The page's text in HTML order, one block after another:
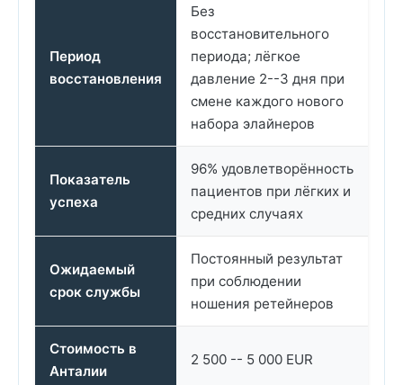
Период
восстановления
Без
восстановительного
периода; лёгкое
давление 2--3 дня при
смене каждого нового
набора элайнеров
Показатель
успеха
96% удовлетворённость
пациентов при лёгких и
средних случаях
Ожидаемый
срок службы
Постоянный результат
при соблюдении
ношения ретейнеров
Стоимость в
Анталии
2 500 -- 5 000 EUR